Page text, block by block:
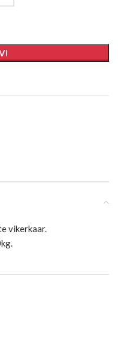
vikerkaar.